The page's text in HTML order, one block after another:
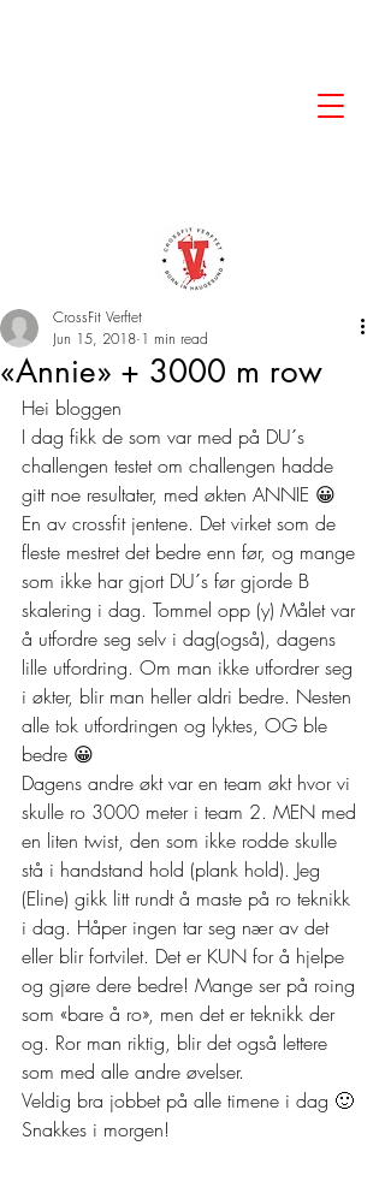
«Annie» + 3000 m row
CrossFit Verftet
Jun 15, 2018 1 min read
Hei bloggen
I dag fikk de som var med på DU´s
challengen testet om challengen hadde
gitt noe resultater, med økten ANNIE 😀
En av crossfit jentene. Det virket som de
fleste mestret det bedre enn før, og mange
som ikke har gjort DU´s før gjorde B
skalering i dag. Tommel opp (y) Målet var
å utfordre seg selv i dag(også), dagens
lille utfordring. Om man ikke utfordrer seg
i økter, blir man heller aldri bedre. Nesten
alle tok utfordringen og lyktes, OG ble
bedre 😀
Dagens andre økt var en team økt hvor vi
skulle ro 3000 meter i team 2. MEN med
en liten twist, den som ikke rodde skulle
stå i handstand hold (plank hold). Jeg
(Eline) gikk litt rundt å maste på ro teknikk
i dag. Håper ingen tar seg nær av det
eller blir fortvilet. Det er KUN for å hjelpe
og gjøre dere bedre! Mange ser på roing
som «bare å ro», men det er teknikk der
og. Ror man riktig, blir det også lettere
som med alle andre øvelser.
Veldig bra jobbet på alle timene i dag 🙂
Snakkes i morgen!